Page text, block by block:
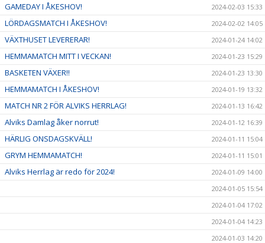
GAMEDAY I ÅKESHOV! 2024-02-03 15:33
LÖRDAGSMATCH I ÅKESHOV! 2024-02-02 14:05
VÄXTHUSET LEVERERAR! 2024-01-24 14:02
HEMMAMATCH MITT I VECKAN! 2024-01-23 15:29
BASKETEN VÄXER!! 2024-01-23 13:30
HEMMAMATCH I ÅKESHOV! 2024-01-19 13:32
MATCH NR 2 FÖR ALVIKS HERRLAG! 2024-01-13 16:42
Alviks Damlag åker norrut! 2024-01-12 16:39
HÄRLIG ONSDAGSKVÄLL! 2024-01-11 15:04
GRYM HEMMAMATCH! 2024-01-11 15:01
Alviks Herrlag är redo för 2024!
2024-01-09 14:00
2024-01-05 15:54
2024-01-04 17:02
2024-01-04 14:23
2024-01-03 14:20